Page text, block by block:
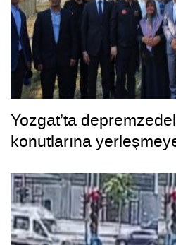
Yozgat’ta
konutlarına